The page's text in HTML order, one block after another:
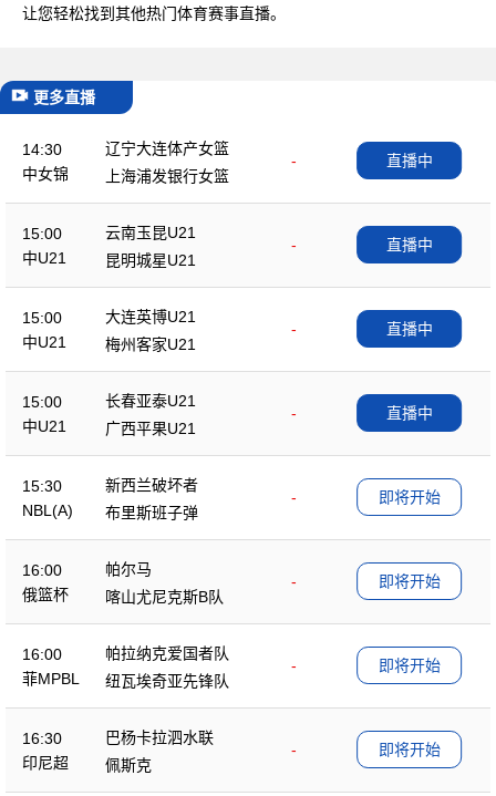
让您轻松找到其他热门体育赛事直播。
更多直播
14:30
中女锦
辽宁大连体产女篮
-
上海浦发银行女篮
直播中
15:00
中U21
云南玉昆U21
-
昆明城星U21
直播中
15:00
中U21
大连英博U21
-
梅州客家U21
直播中
15:00
中U21
长春亚泰U21
-
广西平果U21
直播中
15:30
NBL(A)
新西兰破坏者
-
布里斯班子弹
即将开始
16:00
俄篮杯
帕尔马
-
喀山尤尼克斯B队
即将开始
16:00
菲MPBL
帕拉纳克爱国者队
-
纽瓦埃奇亚先锋队
即将开始
16:30
印尼超
巴杨卡拉泗水联
-
佩斯克
即将开始